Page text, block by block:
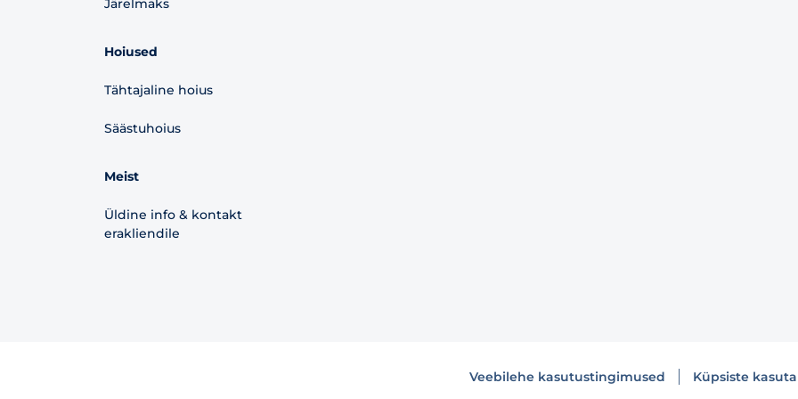
Järelmaks
Hoiused
Tähtajaline hoius
Säästuhoius
Meist
Üldine info & kontakt
erakliendile
Veebilehe kasutustingimused
Küpsiste